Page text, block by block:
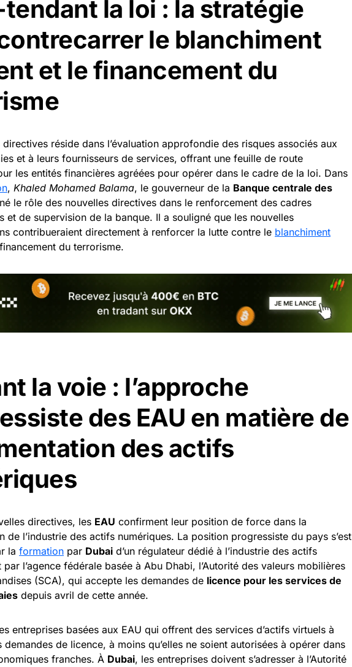
la loi : la stratégie
le blanchiment
et le financement du
directives réside dans l’évaluation approfondie des risques associés aux
et à leurs fournisseurs de services, offrant une feuille de route
les entités financières agréées pour opérer dans le cadre de la loi. Dans
, Khaled Mohamed Balama, le gouverneur de la Banque centrale des
le rôle des nouvelles directives dans le renforcement des cadres
et de supervision de la banque. Il a souligné que les nouvelles
contribueraient directement à renforcer la lutte contre le blanchiment
du terrorisme.
la voie : l’approche
des EAU en matière de
des actifs
directives, les EAU confirment leur position de force dans la
de l’industrie des actifs numériques. La position progressiste du pays s’est
la formation par Dubai d’un régulateur dédié à l’industrie des actifs
par l’agence fédérale basée à Abu Dhabi, l’Autorité des valeurs mobilières
(SCA), qui accepte les demandes de licence pour les services de
depuis avril de cette année.
entreprises basées aux EAU qui offrent des services d’actifs virtuels à
demandes de licence, à moins qu’elles ne soient autorisées à opérer dans
franches. À Dubai, les entreprises doivent s’adresser à l’Autorité